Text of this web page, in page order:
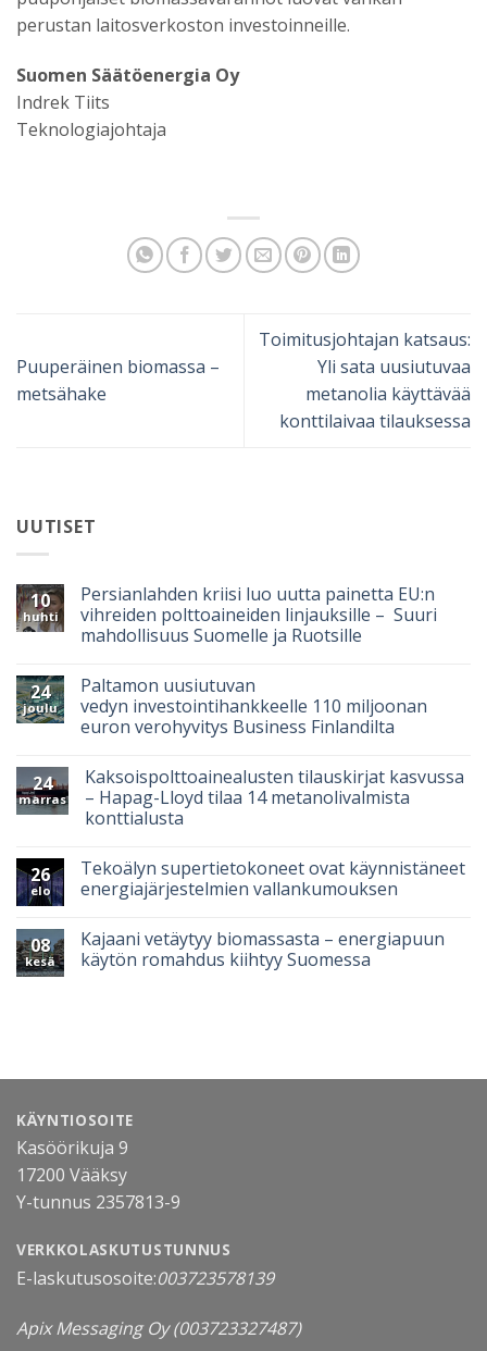
perustan laitosverkoston investoinneille.
Suomen Säätöenergia Oy
Indrek Tiits
Teknologiajohtaja
Puuperäinen biomassa –
metsähake
Toimitusjohtajan katsaus:
Yli sata uusiutuvaa
metanolia käyttävää
konttilaivaa tilauksessa
UUTISET
10
huhti
Persianlahden kriisi luo uutta painetta EU:n
vihreiden polttoaineiden linjauksille – Suuri
mahdollisuus Suomelle ja Ruotsille
24
joulu
Paltamon uusiutuvan
vedyn investointihankkeelle 110 miljoonan
euron verohyvitys Business Finlandilta
24
marras
Kaksoispolttoainealusten tilauskirjat kasvussa
– Hapag-Lloyd tilaa 14 metanolivalmista
konttialusta
26
elo
Tekoälyn supertietokoneet ovat käynnistäneet
energiajärjestelmien vallankumouksen
08
kesä
Kajaani vetäytyy biomassasta – energiapuun
käytön romahdus kiihtyy Suomessa
KÄYNTIOSOITE
Kasöörikuja 9
17200 Vääksy
Y-tunnus 2357813-9
VERKKOLASKUTUSTUNNUS
E-laskutusosoite:003723578139
Apix Messaging Oy(003723327487)